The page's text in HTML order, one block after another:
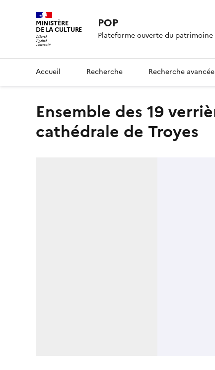
MINISTÈRE
DE LA CULTURE POP
Plateforme ouverte du patrimoine
Accueil Recherche Recherche avancée
ensemble des 19 verrières hautes de la nef de la
cathédrale de Troyes